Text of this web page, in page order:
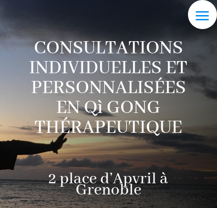
CONSULTATIONS
INDIVIDUELLES ET
PERSONNALISÉES
EN Qì GONG
THÉRAPEUTIQUE
2 place d’Apvril à
Grenoble